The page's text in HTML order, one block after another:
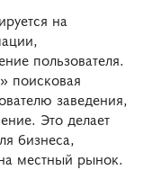
на
пользователя.
поисковая
заведения,
Это делает
бизнеса,
местный рынок.